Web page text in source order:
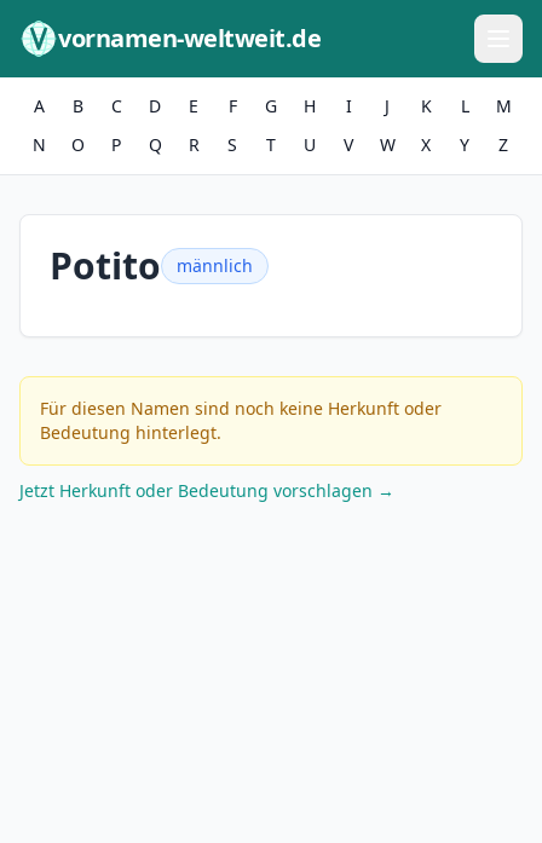
vornamen-weltweit.de
A B C D E F G H I J K L
M
N
O P Q R S T U V W X Y Z
Potito männlich
Für diesen Namen sind noch keine Herkunft oder
Bedeutung hinterlegt.
Jetzt Herkunft oder Bedeutung vorschlagen →